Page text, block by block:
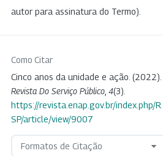
autor para assinatura do Termo).
Como Citar
Cinco anos da unidade e ação. (2022).
Revista Do Serviço Público 4(3).
https://revista.enap.gov.br/index.php/R
SP/article/view/9007
Formatos de Citação